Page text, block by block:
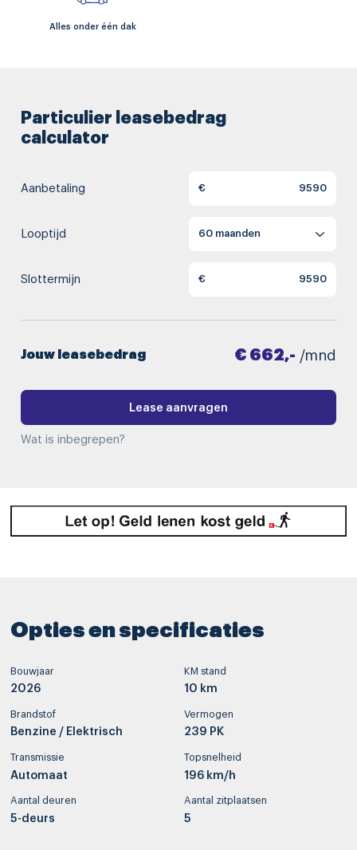
Alles onder één dak
Particulier leasebedrag
calculator
Aanbetaling €
Looptijd
Slottermijn €
Jouw leasebedrag € 662,- /mnd
Lease aanvragen
Wat is inbegrepen?
Opties en specificaties
Bouwjaar
2026
KM stand
10 km
Brandstof
Benzine / Elektrisch
Vermogen
239 PK
Transmissie
Automaat
Topsnelheid
196 km/h
Aantal deuren
5-deurs
Aantal zitplaatsen
5